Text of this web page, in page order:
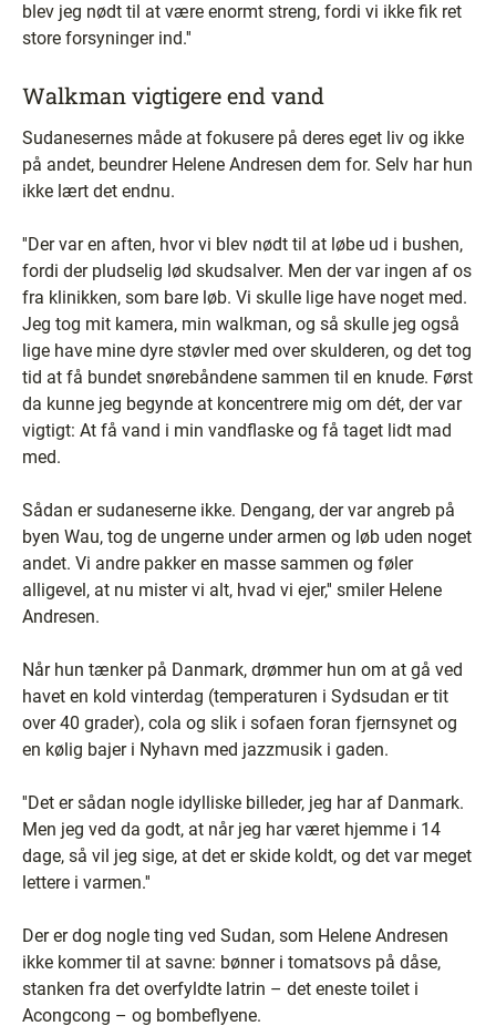
blev jeg nødt til at være enormt streng, fordi vi ikke fik ret
store forsyninger ind.''
Walkman vigtigere end vand
Sudanesernes måde at fokusere på deres eget liv og ikke
på andet, beundrer Helene Andresen dem for. Selv har hun
ikke lært det endnu.
''Der var en aften, hvor vi blev nødt til at løbe ud i bushen,
fordi der pludselig lød skudsalver. Men der var ingen af os
fra klinikken, som bare løb. Vi skulle lige have noget med.
Jeg tog mit kamera, min walkman, og så skulle jeg også
lige have mine dyre støvler med over skulderen, og det tog
tid at få bundet snørebåndene sammen til en knude. Først
da kunne jeg begynde at koncentrere mig om dét, der var
vigtigt: At få vand i min vandflaske og få taget lidt mad
med.
Sådan er sudaneserne ikke. Dengang, der var angreb på
byen Wau, tog de ungerne under armen og løb uden noget
andet. Vi andre pakker en masse sammen og føler
alligevel, at nu mister vi alt, hvad vi ejer,'' smiler Helene
Andresen.
Når hun tænker på Danmark, drømmer hun om at gå ved
havet en kold vinterdag (temperaturen i Sydsudan er tit
over 40 grader), cola og slik i sofaen foran fjernsynet og
en kølig bajer i Nyhavn med jazzmusik i gaden.
''Det er sådan nogle idylliske billeder, jeg har af Danmark.
Men jeg ved da godt, at når jeg har været hjemme i 14
dage, så vil jeg sige, at det er skide koldt, og det var meget
lettere i varmen.''
Der er dog nogle ting ved Sudan, som Helene Andresen
ikke kommer til at savne: bønner i tomatsovs på dåse,
stanken fra det overfyldte latrin – det eneste toilet i
Acongcong – og bombeflyene.